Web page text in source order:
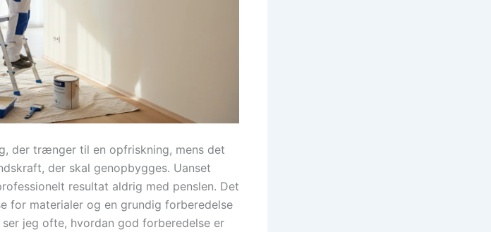
der trænger til en opfriskning, mens det
der skal genopbygges. Uanset
resultat aldrig med penslen. Det
for materialer og en grundig forberedelse
jeg ofte, hvordan god forberedelse er